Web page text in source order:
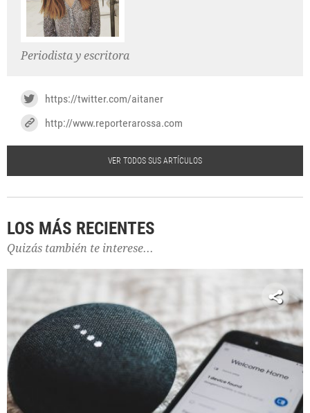
Periodista y escritora
https://twitter.com/aitaner
http://www.reporterarossa.com
VER TODOS SUS ARTÍCULOS
LOS MÁS RECIENTES
Quizás también te interese...